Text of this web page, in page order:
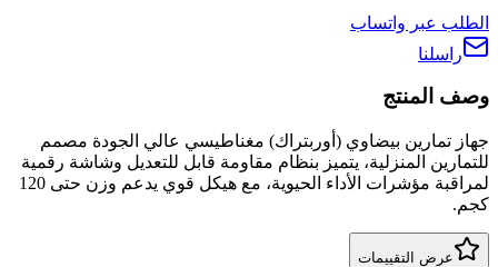
الطلب عبر واتساب
راسلنا
وصف المنتج
جهاز تمارين بيضاوي (أوربتراك) مغناطيسي عالي الجودة مصمم
للتمارين المنزلية، يتميز بنظام مقاومة قابل للتعديل وشاشة رقمية
لمراقبة مؤشرات الأداء الحيوية، مع هيكل قوي يدعم وزن حتى 120
كجم.
عرض التقييمات